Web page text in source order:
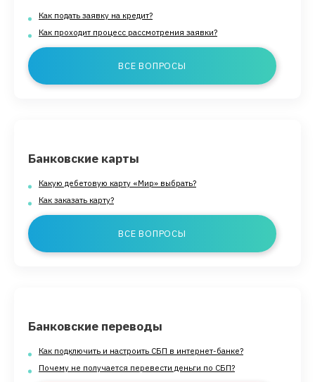
Как подать заявку на кредит?
Как проходит процесс рассмотрения заявки?
ВСЕ ВОПРОСЫ
Банковские карты
Какую дебетовую карту «Мир» выбрать?
Как заказать карту?
ВСЕ ВОПРОСЫ
Банковские переводы
Как подключить и настроить СБП в интернет-банке?
Почему не получается перевести деньги по СБП?